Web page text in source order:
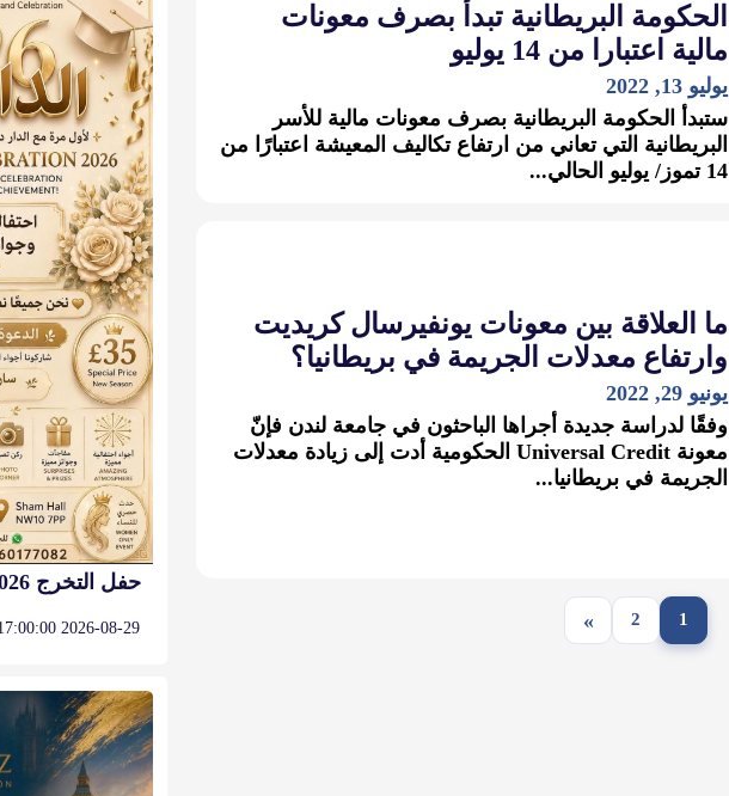
الحكومة البريطانية تبدأ بصرف معونات
مالية اعتبارا من 14 يوليو
يوليو 13, 2022
ستبدأ الحكومة البريطانية بصرف معونات مالية للأسر
البريطانية التي تعاني من ارتفاع تكاليف المعيشة اعتبارًا من
14 تموز/ يوليو الحالي...
‎ما العلاقة بين معونات يونفيرسال كريديت
وارتفاع معدلات الجريمة في بريطانيا؟
يونيو 29, 2022
وفقًا لدراسة جديدة أجراها الباحثون في جامعة لندن فإنّ
معونة Universal Credit الحكومية أدت إلى زيادة معدلات
الجريمة في بريطانيا...
1
2
»
حفل التخرج 2026 مع الدار دارك
2026-08-29 17:00:00